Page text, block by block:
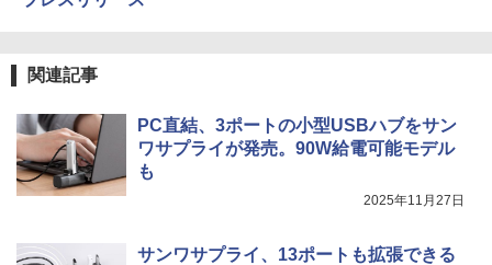
関連記事
PC直結、3ポートの小型USBハブをサン
ワサプライが発売。90W給電可能モデル
も
2025年11月27日
サンワサプライ、13ポートも拡張できる